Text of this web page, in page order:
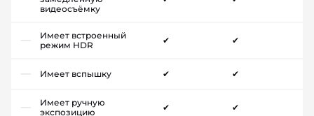
видеосъёмку
Имеет встроенный
режим HDR
✔ ✔
Имеет вспышку ✔ ✔
Имеет ручную
экспозицию
✔ ✔